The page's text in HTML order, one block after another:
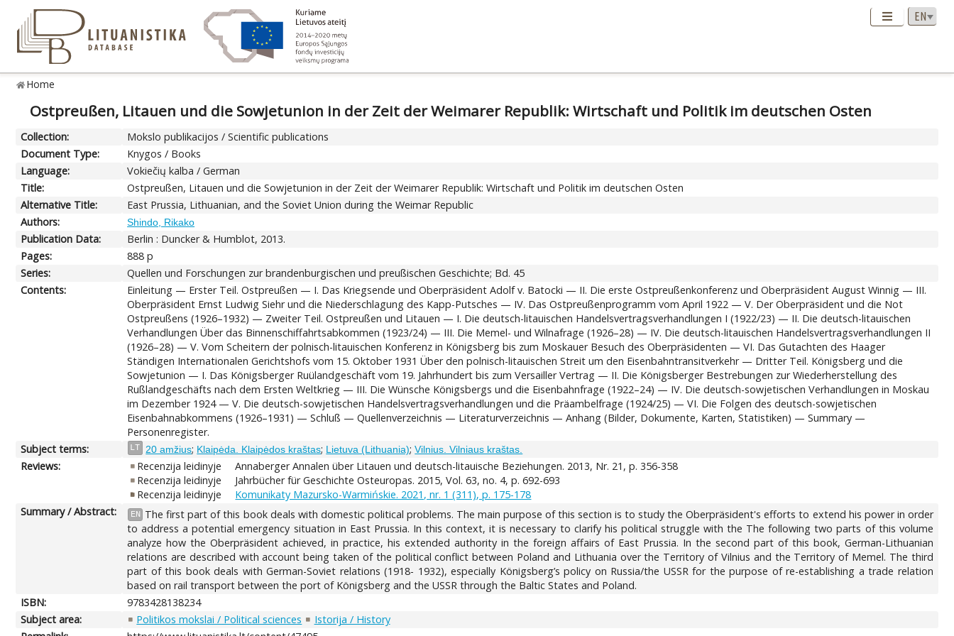
Home
Ostpreußen, Litauen und die Sowjetunion in der Zeit der Weimarer Republik: Wirtschaft und Politik im deutschen Osten
Collection:
Mokslo publikacijos / Scientific publications
Document Type:
Knygos / Books
Language:
Vokiečių kalba / German
Title:
Ostpreußen, Litauen und die Sowjetunion in der Zeit der Weimarer Republik: Wirtschaft und Politik im deutschen Osten
Alternative Title:
East Prussia, Lithuanian, and the Soviet Union during the Weimar Republic
Authors:
Shindo, Rikako
Publication Data:
Berlin : Duncker & Humblot, 2013.
Pages:
888 p
Series:
Quellen und Forschungen zur brandenburgischen und preußischen Geschichte; Bd. 45
Contents:
Einleitung — Erster Teil. Ostpreußen — I. Das Kriegsende und Oberpräsident Adolf v. Batocki — II. Die erste Ostpreußenkonferenz und Oberpräsident August Winnig — III.
Oberpräsident Ernst Ludwig Siehr und die Niederschlagung des Kapp-Putsches — IV. Das Ostpreußenprogramm vom April 1922 — V. Der Oberpräsident und die Not
Ostpreußens (1926–1932) — Zweiter Teil. Ostpreußen und Litauen — I. Die deutsch-litauischen Handelsvertragsverhandlungen I (1922/23) — II. Die deutsch-litauischen
Verhandlungen Über das Binnenschiffahrtsabkommen (1923/24) — III. Die Memel- und Wilnafrage (1926–28) — IV. Die deutsch-litauischen Handelsvertragsverhandlungen II
(1926–28) — V. Vom Scheitern der polnisch-litauischen Konferenz in Königsberg bis zum Moskauer Besuch des Oberpräsidenten — VI. Das Gutachten des Haager
Ständigen Internationalen Gerichtshofs vom 15. Oktober 1931 Über den polnisch-litauischen Streit um den Eisenbahntransitverkehr — Dritter Teil. Königsberg und die
Sowjetunion — I. Das Königsberger Ruülandgeschäft vom 19. Jahrhundert bis zum Versailler Vertrag — II. Die Königsberger Bestrebungen zur Wiederherstellung des
Rußlandgeschäfts nach dem Ersten Weltkrieg — III. Die Wünsche Königsbergs und die Eisenbahnfrage (1922–24) — IV. Die deutsch-sowjetischen Verhandlungen in Moskau
im Dezember 1924 — V. Die deutsch-sowjetischen Handelsvertragsverhandlungen und die Präambelfrage (1924/25) — VI. Die Folgen des deutsch-sowjetischen
Eisenbahnabkommens (1926–1931) — Schluß — Quellenverzeichnis — Literaturverzeichnis — Anhang (Bilder, Dokumente, Karten, Statistiken) — Summary —
Personenregister.
Subject terms:
LT 20 amžius; Klaipėda. Klaipėdos kraštas; Lietuva (Lithuania);Vilnius. Vilniaus kraštas.
Reviews: Recenzija leidinyje
Annaberger Annalen über Litauen und deutsch-litauische Beziehungen. 2013, Nr. 21, p. 356-358
Recenzija leidinyje
Jahrbücher für Geschichte Osteuropas. 2015, Vol. 63, no. 4, p. 692-693
Recenzija leidinyje
Komunikaty Mazursko-Warmińskie. 2021, nr. 1 (311), p. 175-178
Summary / Abstract:
EN
The first part of this book deals with domestic political problems. The main purpose of this section is to study the Oberpräsident's efforts to extend his power in order
to address a potential emergency situation in East Prussia. In this context, it is necessary to clarify his political struggle with the The following two parts of this volume
analyze how the Oberpräsident achieved, in practice, his extended authority in the foreign affairs of East Prussia. In the second part of this book, German-Lithuanian
relations are described with account being taken of the political conflict between Poland and Lithuania over the Territory of Vilnius and the Territory of Memel. The third
part of this book deals with German-Soviet relations (1918- 1932), especially Königsberg’s policy on Russia/the USSR for the purpose of re-establishing a trade relation
based on rail transport between the port of Königsberg and the USSR through the Baltic States and Poland.
ISBN:
9783428138234
Subject area:
Politikos mokslai / Political sciences
Istorija / History